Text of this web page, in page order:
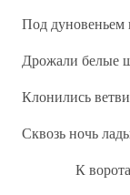
Под дуновеньем
Дрожали белые
Клонились
Сквозь ночь
К воротам